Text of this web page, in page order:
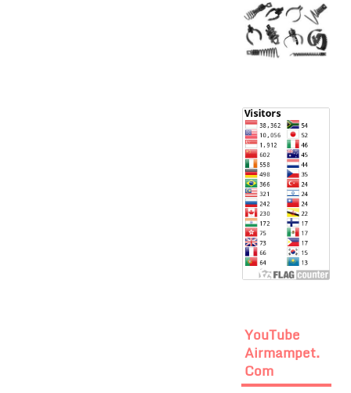
YouTube
Airmampet.
Com